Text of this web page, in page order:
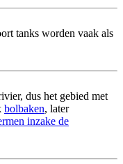
tanks worden vaak als
dus het gebied met
bolbaken, later
inzake de